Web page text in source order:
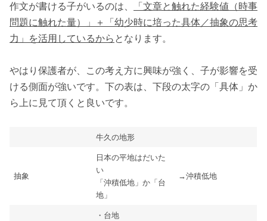
作文が書ける子がいるのは、
「文章と触れた経験値（時事
問題に触れた量）」＋「幼少時に培った具体／抽象の思考
力」を活用しているから となります。
やはり保護者が、この考え方に興味が強く、子が影響を受
ける側面が強いです。下の表は、下段の太字の「具体」か
ら上に見て頂くと良いです。
牛久の地形
抽象
日本の平地はだいた
い
「沖積低地」か「台
地」
→沖積低地
・台地